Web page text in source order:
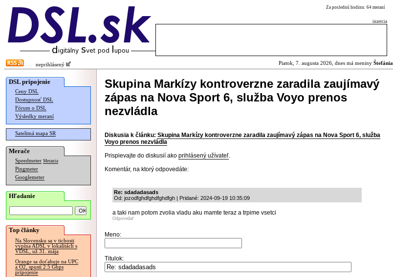
Za poslednú hodinu: 64 meraní
inzercia
neprihlásený Piatok, 7. augusta 2026, dnes má meniny Štefánia
DSL pripojenie
Ceny DSL
Dostupnosť DSL
Fórum o DSL
Výsledky meraní
Satelitná mapa SR
Merače
Speedmeter Merania
Pingmeter
Googlemeter
Hľadanie
Top články
Na Slovensku sa v tichosti
vypína ADSL v lokalitách s
VDSL, už 31. mája
Orange sa doťahuje na UPC
a O2, spustí 2.5 Gbps
pripojenie
Skupina Markízy kontroverzne zaradila zaujímavý
zápas na Nova Sport 6, služba Voyo prenos
nezvládla
Diskusia k článku: Skupina Markízy kontroverzne zaradila zaujímavý zápas na Nova Sport 6, služba
Voyo prenos nezvládla
Prispievajte do diskusií ako prihlásený užívateľ.
Komentár, na ktorý odpovedáte:
Re: sdadadasads
Od: jozodfghdfghdfghdfgh | Pridané: 2024-09-19 10:35:09
a taki nam potom zvolia vladu aku mamte teraz a trpime vsetci
Odpovedať
Meno:
Titulok: